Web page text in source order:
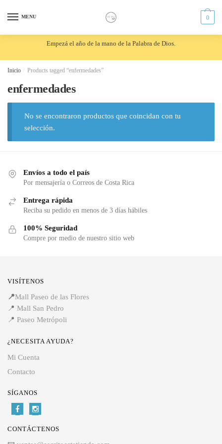
MENU 0
Empezá el año de la mano de la Palabra de Dios.
Inicio Products tagged “enfermedades”
enfermedades
No se encontraron productos que coincidan con tu
selección.
Envíos a todo el país
Por mensajería o Correos de Costa Rica
Entrega rápida
Reciba su pedido en menos de 3 días hábiles
100% Seguridad
Compre por medio de nuestro sitio web
VISÍTENOS
📍Mall Paseo de las Flores
📍 Mall San Pedro
📍 Paseo Metrópoli
¿NECESITA AYUDA?
Mi Cuenta
Contacto
SÍGANOS
CONTÁCTENOS